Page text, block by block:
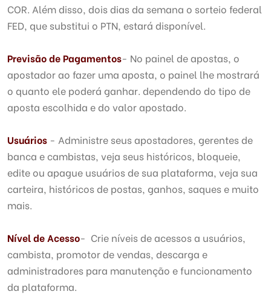
COR. Além disso, dois dias da semana o sorteio federal
FED, que substitui o PTN, estará disponível.
Previsão de Pagamentos- No painel de apostas, o
apostador ao fazer uma aposta, o painel lhe mostrará
o quanto ele poderá ganhar. dependendo do tipo de
aposta escolhida e do valor apostado.
Usuários - Administre seus apostadores, gerentes de
banca e cambistas, veja seus históricos, bloqueie,
edite ou apague usuários de sua plataforma, veja sua
carteira, históricos de postas, ganhos, saques e muito
mais.
Nível de Acesso- Crie níveis de acessos a usuários,
cambista, promotor de vendas, descarga e
administradores para manutenção e funcionamento
da plataforma.